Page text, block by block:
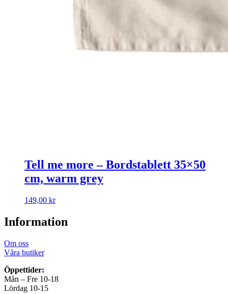
Tell me more – Bordstablett 35×50
cm, warm grey
149,00 kr
Information
Om oss
Våra butiker
Öppettider:
Mån – Fre 10-18
Lördag 10-15